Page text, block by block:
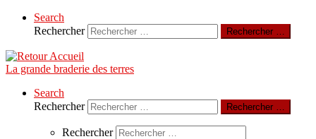
Search
Rechercher
Rechercher …
La grande braderie des terres
Search
Rechercher
Rechercher …
Rechercher